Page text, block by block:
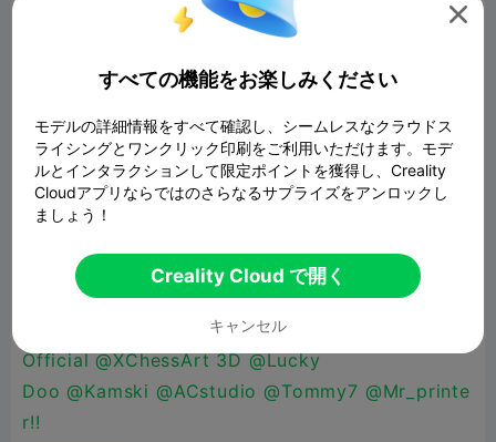
Whether it’s memes, signs, or whatever chaos
into plastic reality. The printer’s humming, the
full send. Stay tuned… the prints are coming. If
you can think it, we can forge it! Check it out
guys! @check my bio
@Kev boy
@Three_D_Dad @PrinterFanatic3d
@Jorgamer
@Crazy 3D
@phpxrom @Slow3D
Official @XChessArt 3D @Lucky
Doo @Kamski @ACstudio @Tommy7 @Mr_printe
r!!

すべての機能をお楽しみください
モデルの詳細情報をすべて確認し、シームレスなクラウドス
ライシングとワンクリック印刷をご利用いただけます。モデ
ルとインタラクションして限定ポイントを獲得し、Creality
Cloudアプリならではのさらなるサプライズをアンロックし
ましょう！
Creality Cloud で開く
キャンセル